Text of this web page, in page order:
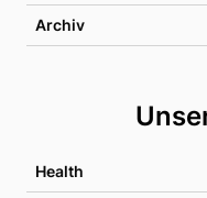
Archiv
Health